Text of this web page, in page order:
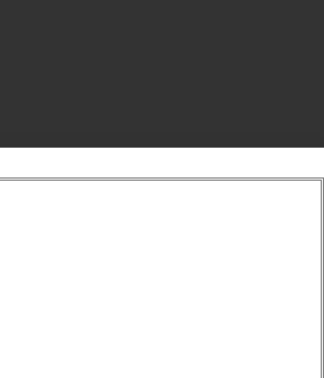
även hårbotten.
som en intensiv fuktboost.
Det tar bort all smuts och silikoner